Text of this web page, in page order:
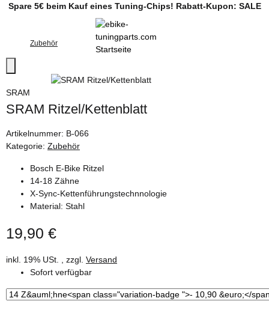
Spare 5€ beim Kauf eines Tuning-Chips! Rabatt-Kupon: SALE
Zubehör
SRAM
SRAM Ritzel/Kettenblatt
Artikelnummer: B-066
Kategorie: Zubehör
Bosch E-Bike Ritzel
14-18 Zähne
X-Sync-Kettenführungstechnnologie
Material: Stahl
19,90 €
inkl. 19% USt. , zzgl. Versand
Sofort verfügbar